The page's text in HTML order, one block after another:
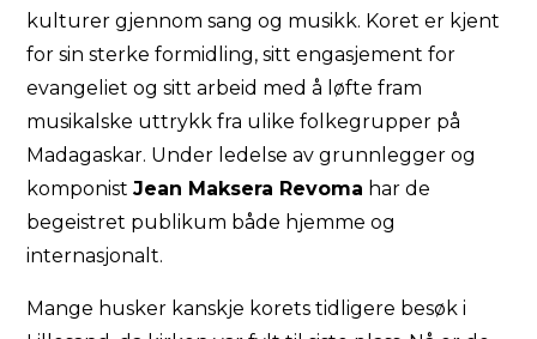
kulturer gjennom sang og musikk. Koret er kjent
for sin sterke formidling, sitt engasjement for
evangeliet og sitt arbeid med å løfte fram
musikalske uttrykk fra ulike folkegrupper på
Madagaskar. Under ledelse av grunnlegger og
komponistJean Maksera Revoma har de
begeistret publikum både hjemme og
internasjonalt.
Mange husker kanskje korets tidligere besøk i